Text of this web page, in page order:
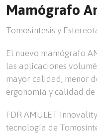
Mamógrafo
Tomosíntesis y
El nuevo mamógrafo
las aplicaciones
mayor calidad, menor
ergonomía y calidad de
FDR AMULET
tecnología de